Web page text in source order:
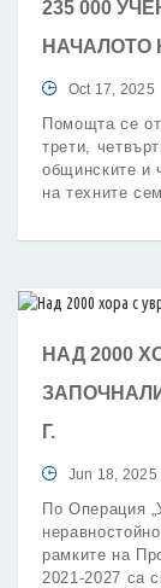
235 000
НАЧАЛОТО
Oct 17, 2025
Помощта се
трети,
общинските и
на техните
НАД 2000
Г.
Jun 18, 2025
По Операция
рамките на
2021-2027 са